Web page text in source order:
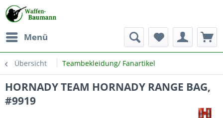
Menü
Übersicht Teambekleidung/ Fanartikel
HORNADY TEAM HORNADY RANGE BAG,
#9919